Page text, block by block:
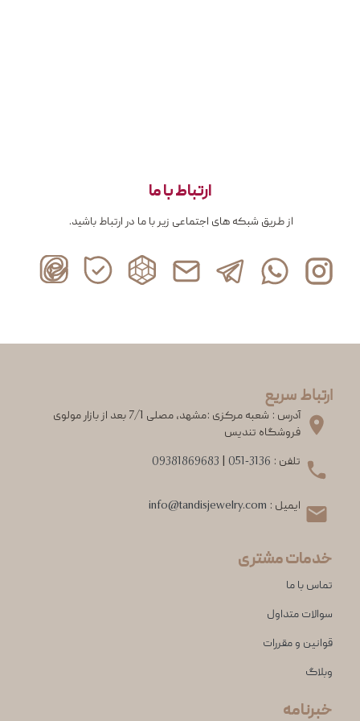
ارتباط با ما
از طریق شبکه های اجتماعی زیر با ما در ارتباط باشید.
ارتباط سریع
آدرس : شعبه مرکزی :مشهد، مصلی 7/1 بعد از بازار مولوی
فروشگاه تندیس
تلفن : 051-3136
09381869683
ایمیل : info@tandisjewelry.com
خدمات مشتری
تماس با ما
سوالات متداول
قوانین و مقررات
وبلاگ
خبرنامه